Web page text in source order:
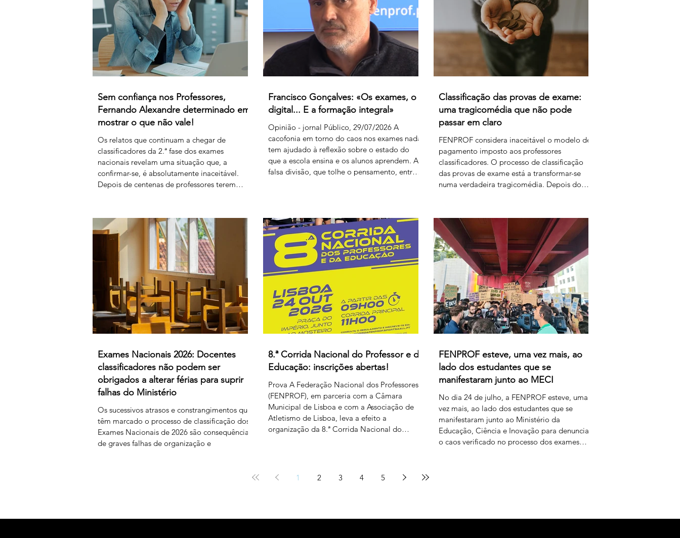
instados por direções de agrupamentos e
escolas a desloc
euro por resposta classificada. Em vez de falar
Sem confiança nos Professores,
Fernando Alexandre determinado em
mostrar o que não vale!
Os relatos que continuam a chegar de
classificadores da 2.ª fase dos exames
nacionais revelam uma situação que, a
confirmar-se, é absolutamente inaceitável.
Depois de centenas de professores terem
agora orientações que determinam que, se
um classificador não registar classificações
num determinado período de tempo, as
provas lhe sejam retiradas e redistribuídas.
Estamos a falar de professores
Francisco Gonçalves: «Os exames, o
digital... E a formação integral»
Opinião - jornal Público, 29/07/2026 A
cacofonia em torno do caos nos exames nada
tem ajudado à reflexão sobre o estado do
que a escola ensina e os alunos aprendem. A
falsa divisão, que tolhe o pensamento, entre
empedernidos – é mais um agente de
confusão. O olhar da FENPROF para este
processo parte, como não podia deixar de
ser, das violações dos
Classificação das provas de exame:
uma tragicomédia que não pode
passar em claro
FENPROF considera inaceitável o modelo de
pagamento imposto aos professores
classificadores. O processo de classificação
das provas de exame está a transformar-se
numa verdadeira tragicomédia. Depois do
o Governo e o Ministério da Educação,
Ciência e Inovação parecem querer
acrescentar uma nova dimensão ao
escândalo: a forma como pretendem
remunerar o trabalho extraordinário realizado
pelos
Exames Nacionais 2026: Docentes
classificadores não podem ser
obrigados a alterar férias para suprir
falhas do Ministério
Os sucessivos atrasos e constrangimentos que
têm marcado o processo de classificação dos
Exames Nacionais de 2026 são consequência
de graves falhas de organização e
vindo a convocar docentes classificadores
8.ª Corrida Nacional do Professor e da
Educação: inscrições abertas!
Prova A Federação Nacional dos Professores
(FENPROF), em parceria com a Câmara
Municipal de Lisboa e com a Associação de
Atletismo de Lisboa, leva a efeito a
organização da 8.ª Corrida Nacional do
prova de 10 km, de caráter competitivo, uma
FENPROF esteve, uma vez mais, ao
lado dos estudantes que se
manifestaram junto ao MECI
No dia 24 de julho, a FENPROF esteve, uma
vez mais, ao lado dos estudantes que se
manifestaram junto ao Ministério da
Educação, Ciência e Inovação para denunciar
o caos verificado no processo dos exames
processo ter ficado
1 2 3 4 5